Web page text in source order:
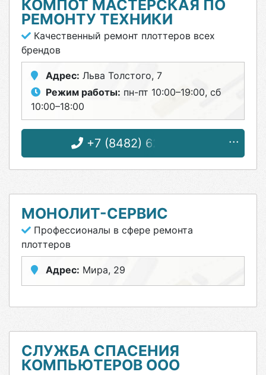
КОМПОТ МАСТЕРСКАЯ ПО
РЕМОНТУ ТЕХНИКИ
Качественный ремонт плоттеров всех
брендов
Адрес: Льва Толстого, 7
Режим работы: пн-пт 10:00–19:00, сб
10:00–18:00
+7 (8482) 62-21-27
МОНОЛИТ-СЕРВИС
Профессионалы в сфере ремонта
плоттеров
Адрес: Мира, 29
СЛУЖБА СПАСЕНИЯ
КОМПЬЮТЕРОВ ООО